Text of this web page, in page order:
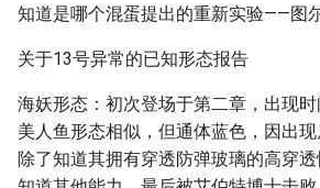
知道是哪个混蛋提出的重新实验——图
关于13号异常的已知形态报告
海妖形态：初次登场于第二章，出现
美人鱼形态相似，但通体蓝色，因出
除了知道其拥有穿透防弹玻璃的高穿